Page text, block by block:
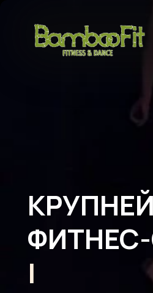
ФИТНЕС-
В
|